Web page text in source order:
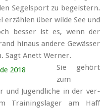
Segel­sport zu begei­stern.
erzählen über wilde See und
besser ist es, wenn der
hinaus andere Gewässer
Sagt Anett Werner.
Sie gehört
zum
und Jugend­liche in der ver­
Trainings­lager am Haff